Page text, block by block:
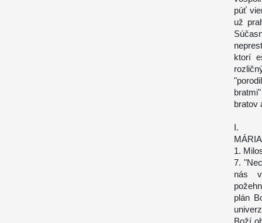
púť
už
ktorí
bratov
I.
1.
7.
nás v
plán
Boží